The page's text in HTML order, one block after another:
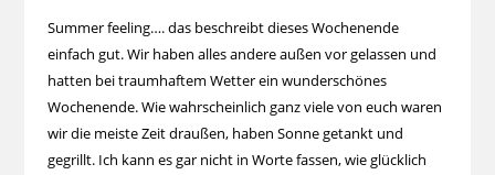
Summer feeling…. das beschreibt dieses Wochenende
einfach gut. Wir haben alles andere außen vor gelassen und
hatten bei traumhaftem Wetter ein wunderschönes
Wochenende. Wie wahrscheinlich ganz viele von euch waren
wir die meiste Zeit draußen, haben Sonne getankt und
gegrillt. Ich kann es gar nicht in Worte fassen, wie glücklich